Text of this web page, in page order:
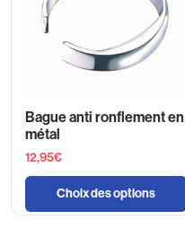
Bague anti ronflement en
métal
12,95€
Choix des options